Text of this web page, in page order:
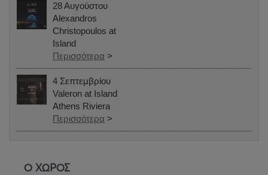
28 Αυγούστου
Alexandros
Christopoulos at
Island
Περισσότερα >
4 Σεπτεμβρίου
Valeron at Island
Athens Riviera
Περισσότερα >
Ο ΧΩΡΟΣ